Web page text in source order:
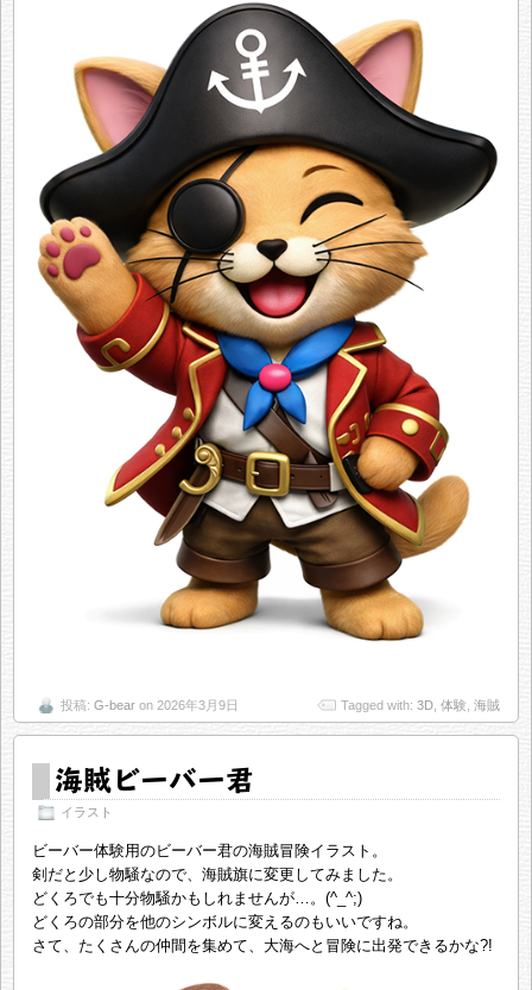
投稿: G-bear on 2026年3月9日 Tagged with: 3D, 体験, 海賊
海賊ビーバー君
イラスト
ビーバー体験用のビーバー君の海賊冒険イラスト。
剣だと少し物騒なので、海賊旗に変更してみました。
どくろでも十分物騒かもしれませんが…。(^_^;)
どくろの部分を他のシンボルに変えるのもいいですね。
さて、たくさんの仲間を集めて、大海へと冒険に出発できるかな?!